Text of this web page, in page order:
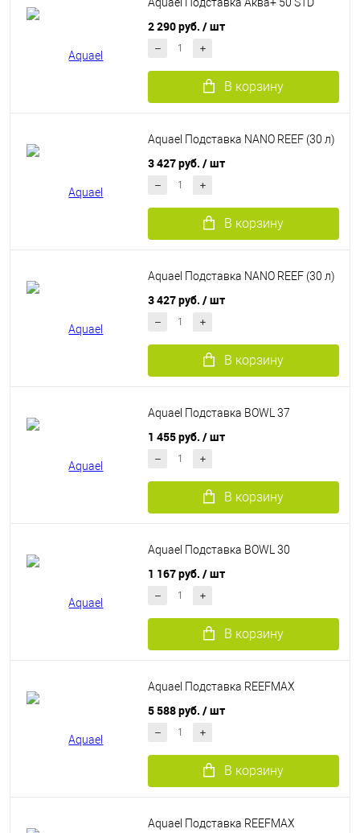
Aquael Подставка Аква+ 50 STD
2 290 руб. / шт
В корзину
Aquael Подставка NANO REEF (30 л)
3 427 руб. / шт
В корзину
Aquael Подставка NANO REEF (30 л)
3 427 руб. / шт
В корзину
Aquael Подставка BOWL 37
1 455 руб. / шт
В корзину
Aquael Подставка BOWL 30
1 167 руб. / шт
В корзину
Aquael Подставка REEFMAX
5 588 руб. / шт
В корзину
Aquael Подставка REEFMAX